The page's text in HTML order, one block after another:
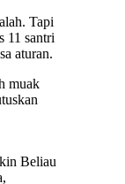
Tapi
11 santri
aturan.
muak
Beliau